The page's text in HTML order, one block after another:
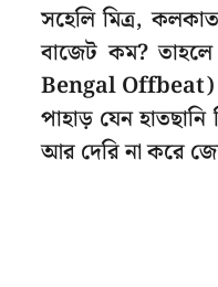
সহেলি মিত্র,
বাজেট কম?
Bengal Offbeat)
পাহাড় যেন
আর দেরি না করে